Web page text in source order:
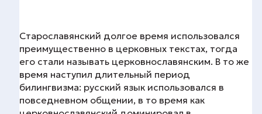
Старославянский долгое время использовался
преимущественно в церковных текстах, тогда
его стали называть церковнославянским. В то же
время наступил длительный период
билингвизма: русский язык использовался в
повседневном общении, в то время как